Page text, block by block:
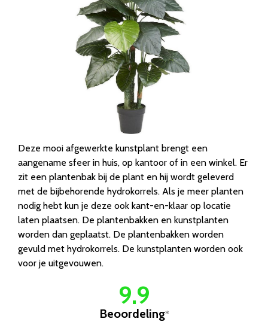
Deze mooi afgewerkte kunstplant brengt een
aangename sfeer in huis, op kantoor of in een winkel. Er
zit een plantenbak bij de plant en hij wordt geleverd
met de bijbehorende hydrokorrels. Als je meer planten
nodig hebt kun je deze ook kant-en-klaar op locatie
laten plaatsen. De plantenbakken en kunstplanten
worden dan geplaatst. De plantenbakken worden
gevuld met hydrokorrels. De kunstplanten worden ook
voor je uitgevouwen.
9.9
Beoordeling*